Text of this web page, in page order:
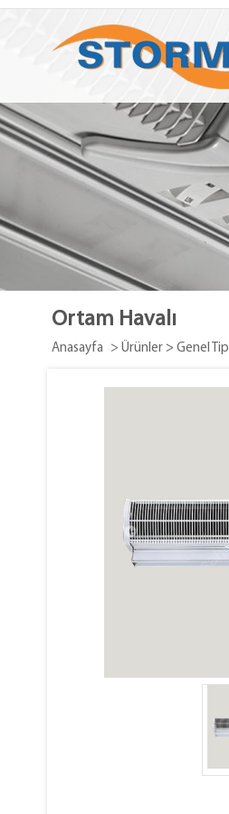
Ortam Havalı
Anasayfa > Ürünler > Genel Tip